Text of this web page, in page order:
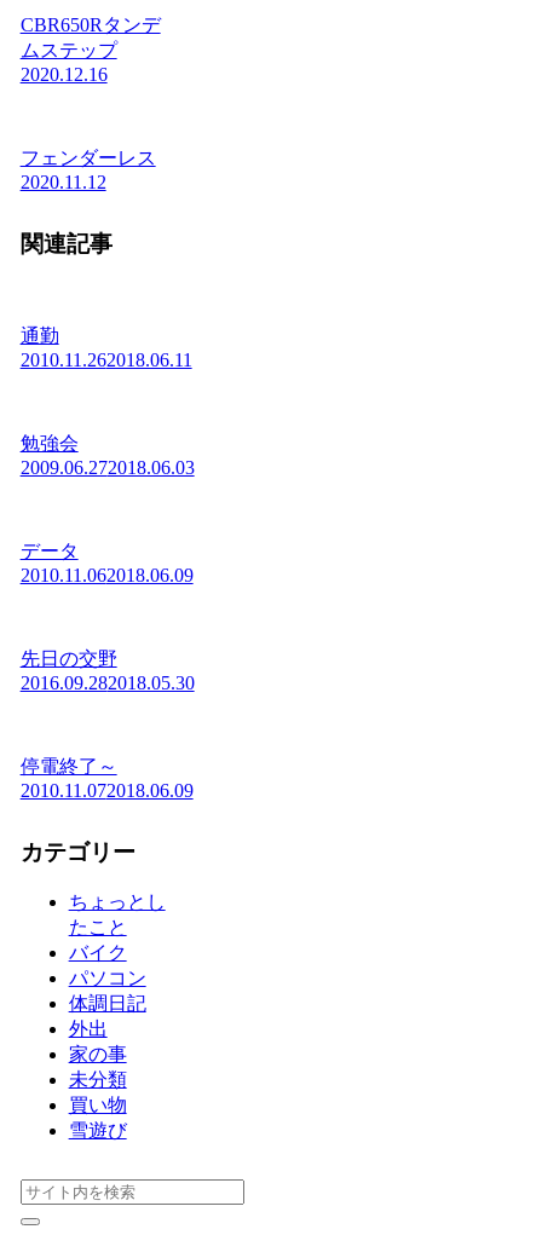
CBR650Rタンデ
ムステップ
2020.12.16
フェンダーレス
2020.11.12
関連記事
通勤
2010.11.262018.06.11
勉強会
2009.06.272018.06.03
データ
2010.11.062018.06.09
先日の交野
2016.09.282018.05.30
停電終了～
2010.11.072018.06.09
カテゴリー
ちょっとし
たこと
バイク
パソコン
体調日記
外出
家の事
未分類
買い物
雪遊び